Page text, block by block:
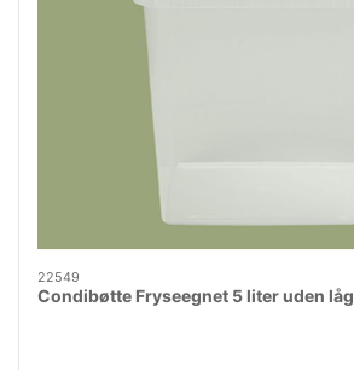
22549
Condibøtte Fryseegnet 5 liter uden låg